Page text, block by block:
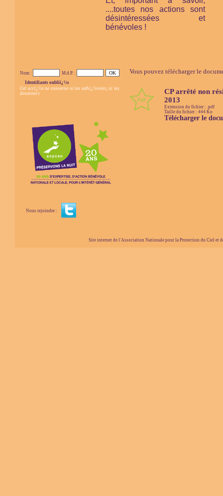
....toutes nos actions sont
désintéressées et
bénévoles !
Nom :
M.d.P. :
Identifiants oubliï¿½s
Cet accï¿½s ne concerne ni les adhï¿½rents, ni les
donateurs
Nous rejoindre :
Vous pouvez télécharger le
CP arrêté non
2013
Extension du fichier : .pdf
Taille du fichier : 444 Ko
Télécharger le
Site internet de l'Association Nationale pour la Protection du Ciel et de